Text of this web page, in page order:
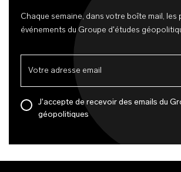
Chaque semaine, dans votre boîte mail, les
événements du Groupe d'études
J'accepte de recevoir des emails du
géopolitiques